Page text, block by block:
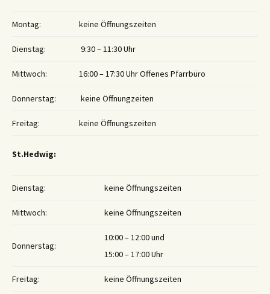
Montag: keine Öffnungszeiten
Dienstag: 9:30 – 11:30 Uhr
Mittwoch: 16:00 – 17:30 Uhr Offenes Pfarrbüro
Donnerstag: keine Öffnungzeiten
Freitag: keine Öffnungszeiten
St.Hedwig:
Dienstag: keine Öffnungszeiten
Mittwoch: keine Öffnungszeiten
Donnerstag:
10:00 – 12:00 und
15:00 – 17:00 Uhr
Freitag: keine Öffnungszeiten